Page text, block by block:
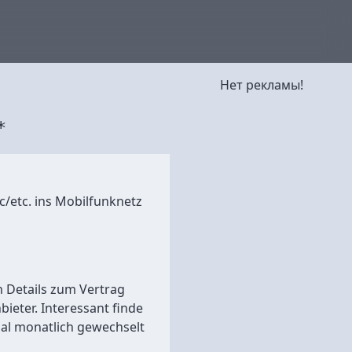
etc. ins Mobilfunknetz
Details zum Vertrag
Interessant finde
monatlich gewechselt
Нет рекламы!